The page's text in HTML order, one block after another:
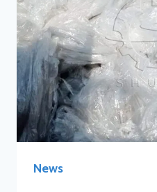
News